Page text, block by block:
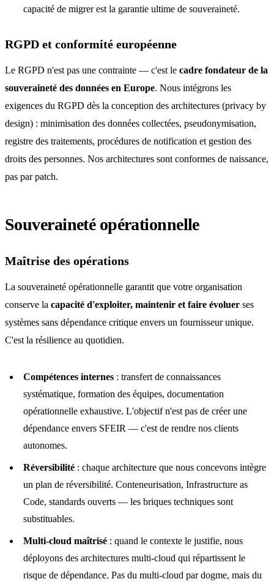
capacité de migrer est la garantie ultime de souveraineté.
RGPD et conformité européenne
Le RGPD n'est pas une contrainte — c'est le cadre fondateur de la
souveraineté des données en Europe. Nous intégrons les
exigences du RGPD dès la conception des architectures (privacy by
design) : minimisation des données collectées, pseudonymisation,
registre des traitements, procédures de notification et gestion des
droits des personnes. Nos architectures sont conformes de naissance,
pas par patch.
Souveraineté opérationnelle
Maîtrise des opérations
La souveraineté opérationnelle garantit que votre organisation
conserve la capacité d'exploiter, maintenir et faire évoluer ses
systèmes sans dépendance critique envers un fournisseur unique.
C'est la résilience au quotidien.
Compétences internes: transfert de connaissances
systématique, formation des équipes, documentation
opérationnelle exhaustive. L'objectif n'est pas de créer une
dépendance envers SFEIR — c'est de rendre nos clients
autonomes.
Réversibilité: chaque architecture que nous concevons intègre
un plan de réversibilité. Conteneurisation, Infrastructure as
Code, standards ouverts — les briques techniques sont
substituables.
Multi-cloud maîtrisé: quand le contexte le justifie, nous
déployons des architectures multi-cloud qui répartissent le
risque de dépendance. Pas du multi-cloud par dogme, mais du